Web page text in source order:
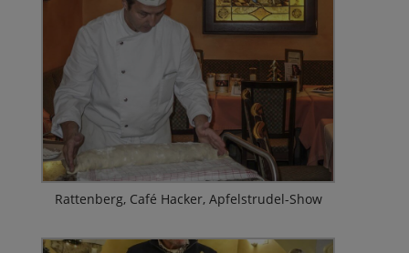
Rattenberg, Café Hacker, Apfelstrudel-Show